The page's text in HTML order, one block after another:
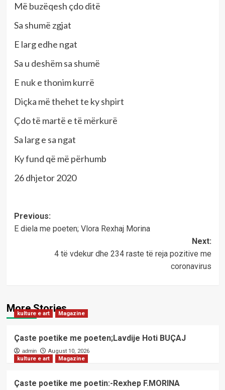
Më buzëqesh çdo ditë
Sa shumë zgjat
E larg edhe ngat
Sa u deshëm sa shumë
E nuk e thonim kurrë
Diçka më thehet te ky shpirt
Çdo të martë e të mërkurë
Sa larg e sa ngat
Ky fund që më përhumb
26 dhjetor 2020
Post
navigation
Previous:
E diela me poeten; Vlora Rexhaj Morina
Next:
4 të vdekur dhe 234 raste të reja pozitive me
coronavirus
More Stories
kulture e art Magazine
Çaste poetike me poeten;Lavdije Hoti BUÇAJ
admin
August 10, 2026
kulture e art
Magazine
Çaste poetike me poetin:-Rexhep F.MORINA